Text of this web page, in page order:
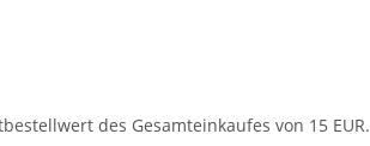
des Gesamteinkaufes von 15 EUR.